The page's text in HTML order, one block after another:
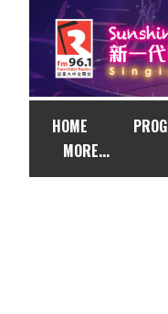
HOME
MORE...